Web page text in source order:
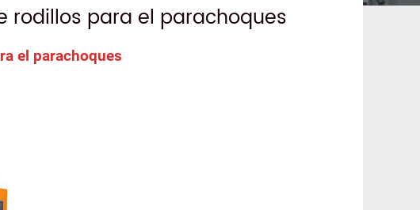
rodillos para el parachoques
el parachoques